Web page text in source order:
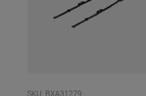
SKU: BXA31279